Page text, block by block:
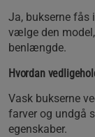
Ja, bukserne fås
vælge den
benlængde.
Hvordan
Vask bukserne
farver og undgå
egenskaber.